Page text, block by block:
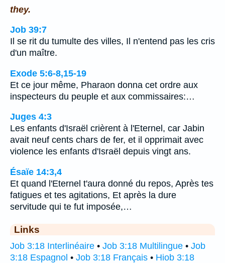
they.
Job 39:7
Il se rit du tumulte des villes, Il n'entend pas les cris
d'un maître.
Exode 5:6-8,15-19
Et ce jour même, Pharaon donna cet ordre aux
inspecteurs du peuple et aux commissaires:…
Juges 4:3
Les enfants d'Israël crièrent à l'Eternel, car Jabin
avait neuf cents chars de fer, et il opprimait avec
violence les enfants d'Israël depuis vingt ans.
Ésaïe 14:3,4
Et quand l'Eternel t'aura donné du repos, Après tes
fatigues et tes agitations, Et après la dure
servitude qui te fut imposée,…
Links
Job 3:18 Interlinéaire • Job 3:18 Multilingue • Job
3:18 Espagnol • Job 3:18 Français • Hiob 3:18